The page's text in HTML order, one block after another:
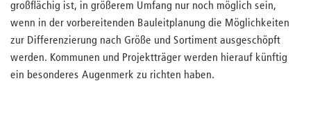
großflächig ist, in größerem Umfang nur noch möglich sein,
wenn in der vorbereitenden Bauleitplanung die Möglichkeiten
zur Differenzierung nach Größe und Sortiment ausgeschöpft
werden. Kommunen und Projektträger werden hierauf künftig
ein besonderes Augenmerk zu richten haben.